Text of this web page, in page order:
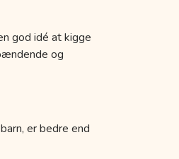
god idé at kigge
og
er bedre end